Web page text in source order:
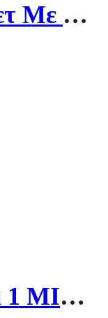
Adidas Παιδικό Σετ Με Κολάν HL9436 Λιλά
Jordan Air Jordan 1 MID 554725-130 Λευκό